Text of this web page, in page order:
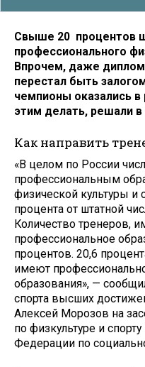
Свыше 20 процентов
профессионального
Впрочем, даже
перестал быть
чемпионы оказались в
этим делать, решали
Как направить
«В целом по России
профессиональным
физической культуры и
процента от штатной
Количество тренеров,
профессиональное
процентов. 20,6
имеют
образования», —
спорта высших
Алексей Морозов на
по физкультуре и
Федерации по